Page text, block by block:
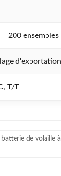
200 ensembles
T/T
batterie de volaille